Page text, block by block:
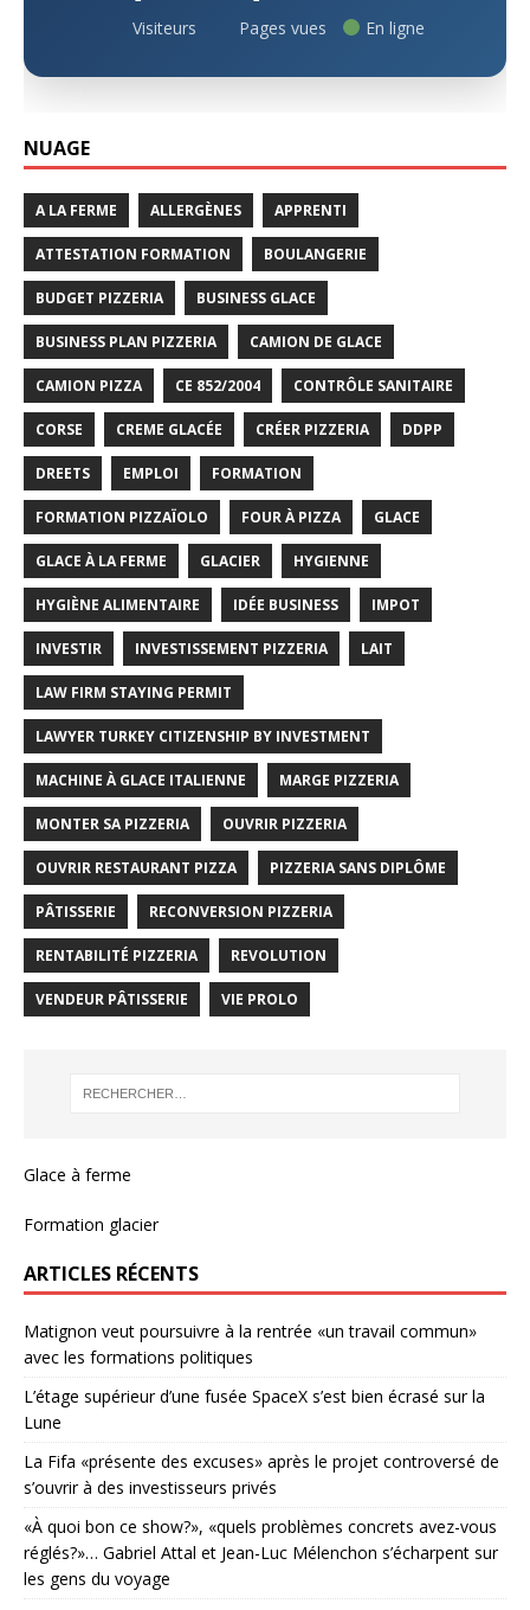
Visiteurs Pages vues En ligne
NUAGE
A LA FERME ALLERGÈNES APPRENTI
ATTESTATION FORMATION BOULANGERIE
BUDGET PIZZERIA BUSINESS GLACE
BUSINESS PLAN PIZZERIA CAMION DE GLACE
CAMION PIZZA CE 852/2004 CONTRÔLE SANITAIRE
CORSE CREME GLACÉE CRÉER PIZZERIA DDPP
DREETS EMPLOI FORMATION
FORMATION PIZZAÏOLO FOUR À PIZZA GLACE
GLACE À LA FERME GLACIER HYGIENNE
HYGIÈNE ALIMENTAIRE IDÉE BUSINESS IMPOT
INVESTIR INVESTISSEMENT PIZZERIA LAIT
LAW FIRM STAYING PERMIT
LAWYER TURKEY CITIZENSHIP BY INVESTMENT
MACHINE À GLACE ITALIENNE MARGE PIZZERIA
MONTER SA PIZZERIA OUVRIR PIZZERIA
OUVRIR RESTAURANT PIZZA PIZZERIA SANS DIPLÔME
PÂTISSERIE RECONVERSION PIZZERIA
RENTABILITÉ PIZZERIA REVOLUTION
VENDEUR PÂTISSERIE VIE PROLO
Glace à ferme
Formation glacier
ARTICLES RÉCENTS
Matignon veut poursuivre à la rentrée «un travail commun»
avec les formations politiques
L’étage supérieur d’une fusée SpaceX s’est bien écrasé sur la
Lune
La Fifa «présente des excuses» après le projet controversé de
s’ouvrir à des investisseurs privés
«À quoi bon ce show?», «quels problèmes concrets avez-vous
réglés?»… Gabriel Attal et Jean-Luc Mélenchon s’écharpent sur
les gens du voyage